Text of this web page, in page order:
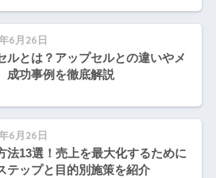
6月26日
ルとは？アップセルとの違いやメ
成功事例を徹底解説
6月26日
法13選！売上を最大化するために
テップと目的別施策を紹介